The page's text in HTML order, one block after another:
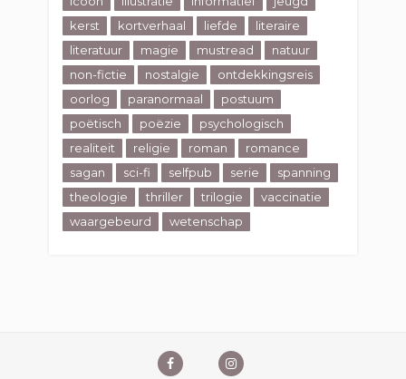
kerst
kortverhaal liefde
literaire
literatuur
magie mustread
natuur
non-fictie
nostalgie
ontdekkingsreis
oorlog
paranormaal
postuum
poëtisch
poëzie
psychologisch
realiteit
religie roman
romance
sagan
sci-fi selfpub serie
spanning
theologie
thriller trilogie
vaccinatie
waargebeurd
wetenschap